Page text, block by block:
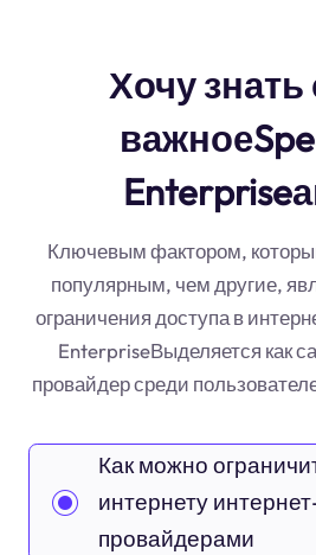
Хочу
Ключевым фактором,
популярным, чем другие,
ограничения доступа в
EnterpriseВыделяется как
провайдер среди
Как можно
интернету
провайдерами